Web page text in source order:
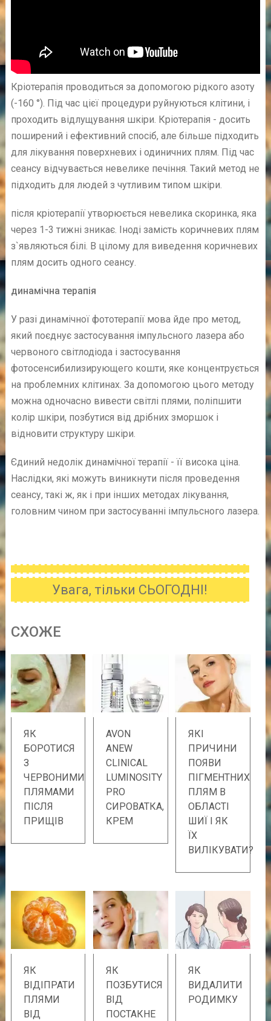
Кріотерапія проводиться за допомогою рідкого азоту
(-160 °). Під час цієї процедури руйнуються клітини, і
проходить відлущування шкіри. Кріотерапія - досить
поширений і ефективний спосіб, але більше підходить
для лікування поверхневих і одиничних плям. Під час
сеансу відчувається невелике печіння. Такий метод не
підходить для людей з чутливим типом шкіри.
після кріотерапії утворюється невелика скоринка, яка
через 1-3 тижні зникає. Іноді замість коричневих плям
з`являються білі. В цілому для виведення коричневих
плям досить одного сеансу.
динамічна терапія
У разі динамічної фототерапії мова йде про метод,
який поєднує застосування імпульсного лазера або
червоного світлодіода і застосування
фотосенсибилизирующего кошти, яке концентрується
на проблемних клітинах. За допомогою цього методу
можна одночасно вивести світлі плями, поліпшити
колір шкіри, позбутися від дрібних зморшок і
відновити структуру шкіри.
Єдиний недолік динамічної терапії - її висока ціна.
Наслідки, які можуть виникнути після проведення
сеансу, такі ж, як і при інших методах лікування,
головним чином при застосуванні імпульсного лазера.
Увага, тільки СЬОГОДНІ!
CХОЖE
ЯК
БОРОТИСЯ
З
ЧЕРВОНИМИ
ПЛЯМАМИ
ПІСЛЯ
ПРИЩІВ
AVON
ANEW
CLINICAL
LUMINOSITY
PRO
СИРОВАТКА,
КРЕМ
ЯКІ
ПРИЧИНИ
ПОЯВИ
ПІГМЕНТНИХ
ПЛЯМ В
ОБЛАСТІ
ШИЇ І ЯК
ЇХ
ВИЛІКУВАТИ?
ЯК
ВІДІПРАТИ
ПЛЯМИ
ВІД
ЯК
ПОЗБУТИСЯ
ВІД
ПОСТАКНЕ
ЯК
ВИДАЛИТИ
РОДИМКУ